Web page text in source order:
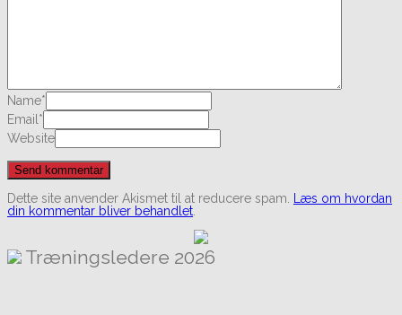
Name*
Email *
Website
Dette site anvender Akismet til at reducere spam.
Læs om hvordan
din kommentar bliver behandlet
Træningsledere 2026